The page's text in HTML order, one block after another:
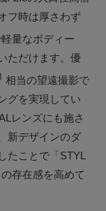
フ時は厚さわず
量なボディー
ただけます。優
相当の望遠撮影で
グを実現してい
レンズにも施さ
新デザインのダ
たことで「STYL
存在感を高めて